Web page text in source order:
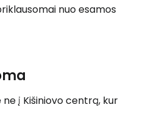
nuo esamos
į Kišiniovo centrą, kur